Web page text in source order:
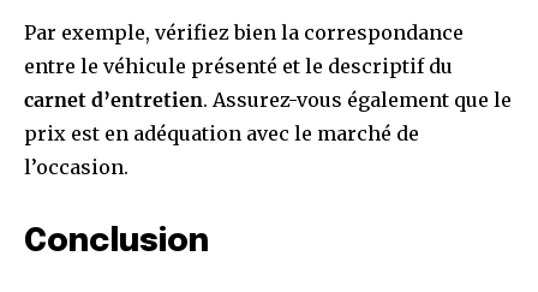
Par exemple, vérifiez bien la correspondance
entre le véhicule présenté et le descriptif du
carnet d’entretien. Assurez-vous également que le
prix est en adéquation avec le marché de
l’occasion.
Conclusion